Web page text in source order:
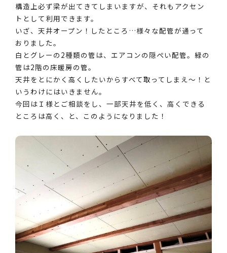
構造上必ず梁が出てきてしまいますが、それもアクセン
トとして利用できます。
いざ、天井オープン！したところ…様々な配管が通って
おりました。
白とグレーの2種類の管は、エアコンの隠ぺい配管。緑の
管は2階の床暖房の管。
天井をとにかく高くしたいからすべて取ってしまえ～！と
いうわけにはいきません。
今回はＩ様とご相談をし、一部天井を低く、高くできる
ところは高く、と、このようになりました！